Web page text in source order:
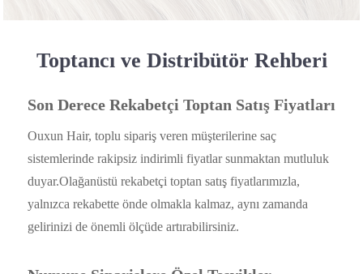
Toptancı ve Distribütör Rehberi
Son Derece Rekabetçi Toptan Satış Fiyatları
Ouxun Hair, toplu sipariş veren müşterilerine saç
sistemlerinde rakipsiz indirimli fiyatlar sunmaktan mutluluk
duyar.Olağanüstü rekabetçi toptan satış fiyatlarımızla,
yalnızca rekabette önde olmakla kalmaz, aynı zamanda
gelirinizi de önemli ölçüde artırabilirsiniz.